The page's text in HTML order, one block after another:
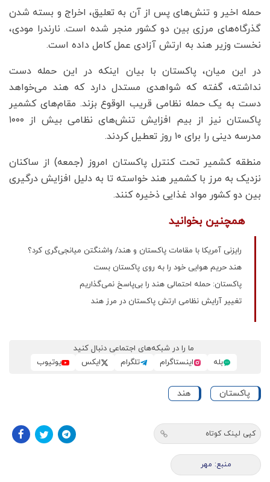
حمله اخیر و تنش‌های پس از آن به تعلیق، اخراج و بسته شدن
گذرگاه‌های مرزی بین دو کشور منجر شده است. نارندرا مودی،
نخست وزیر هند به ارتش آزادی عمل کامل داده است.
در این میان، پاکستان با بیان اینکه در این حمله دست
نداشته، گفته که شواهدی مستدل دارد که هند می‌خواهد
دست به یک حمله نظامی قریب الوقوع بزند. مقام‌های کشمیر
پاکستان نیز از بیم افزایش تنش‌های نظامی بیش از ۱۰۰۰
مدرسه دینی را برای ۱۰ روز تعطیل کردند.
منطقه کشمیر تحت کنترل پاکستان امروز (جمعه) از ساکنان
نزدیک به مرز با کشمیر هند خواسته تا به دلیل افزایش درگیری
بین دو کشور مواد غذایی ذخیره کنند.
همچنین بخوانید
رایزنی آمریکا با مقامات پاکستان و هند/ واشنگتن میانجی‌گری کرد؟
هند حریم هوایی خود را به روی پاکستان بست
پاکستان: حمله احتمالی هند را بی‌پاسخ نمی‌گذاریم
تغییر آرایش نظامی ارتش پاکستان در مرز هند
ما را در شبکه‌های اجتماعی دنبال کنید
بله
اینستاگرام تلگرام ایکس یوتیوب
پاکستان هند
کپی لینک کوتاه
منبع: مهر